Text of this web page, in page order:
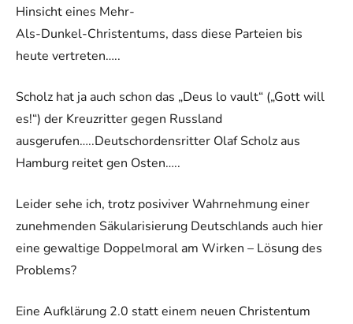
Hinsicht eines Mehr-
Als-Dunkel-Christentums, dass diese Parteien bis
heute vertreten…..
Scholz hat ja auch schon das „Deus lo vault“ („Gott will
es!“) der Kreuzritter gegen Russland
ausgerufen…..Deutschordensritter Olaf Scholz aus
Hamburg reitet gen Osten…..
Leider sehe ich, trotz posiviver Wahrnehmung einer
zunehmenden Säkularisierung Deutschlands auch hier
eine gewaltige Doppelmoral am Wirken – Lösung des
Problems?
Eine Aufklärung 2.0 statt einem neuen Christentum